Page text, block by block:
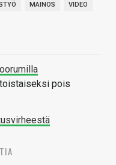
MAINOS VIDEO
pois